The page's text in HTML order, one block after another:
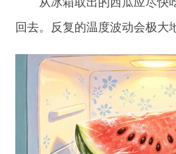
回去。反复的温度波动会极大